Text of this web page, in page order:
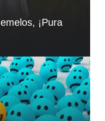
¡Pura